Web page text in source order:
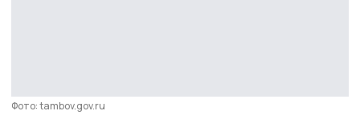
Фото: tambov.gov.ru